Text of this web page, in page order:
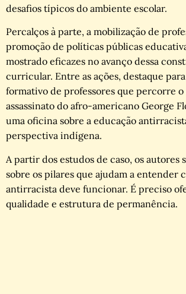
desafios típicos do ambiente escolar.
Percalços à parte, a mobilização de
promoção de políticas públicas
mostrado eficazes no avanço dessa
curricular. Entre as ações, destaque
formativo de professores que percorre
assassinato do afro-americano George
uma oficina sobre a educação
perspectiva indígena.
A partir dos estudos de caso, os autores
sobre os pilares que ajudam a entender
antirracista deve funcionar. É preciso
qualidade e estrutura de permanência.